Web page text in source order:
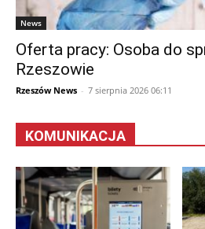
News
Oferta pracy: Osoba do
Rzeszowie
Rzeszów News - 7 sierpnia 2026 06:11
KOMUNIKACJA